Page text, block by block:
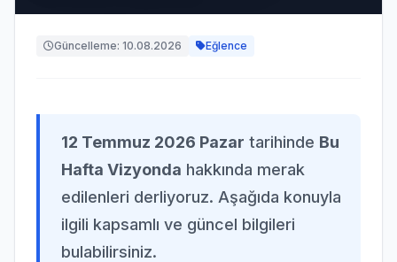
Güncelleme: 10.08.2026 Eğlence
12 Temmuz 2026 Pazar tarihinde Bu
Hafta Vizyonda hakkında merak
edilenleri derliyoruz. Aşağıda konuyla
ilgili kapsamlı ve güncel bilgileri
bulabilirsiniz.